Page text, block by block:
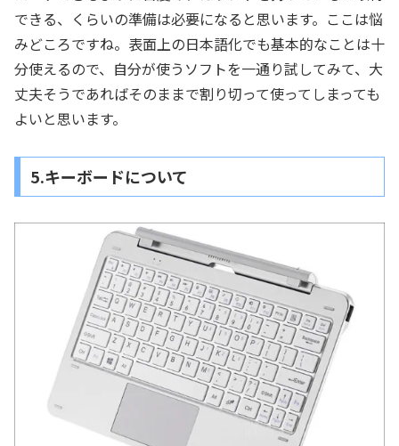
できる、くらいの準備は必要になると思います。ここは悩
みどころですね。表面上の日本語化でも基本的なことは十
分使えるので、自分が使うソフトを一通り試してみて、大
丈夫そうであればそのままで割り切って使ってしまっても
よいと思います。
5.キーボードについて